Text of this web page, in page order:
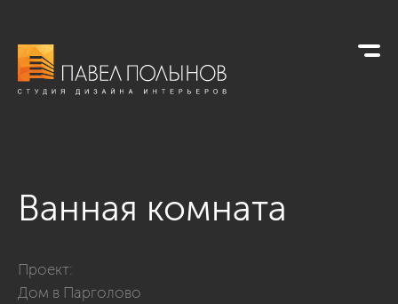
Ванная комната
Проект:
Дом в Парголово